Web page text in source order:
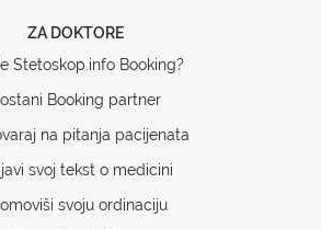
ZA DOKTORE
Stetoskop.info Booking?
Booking partner
na pitanja pacijenata
svoj tekst o medicini
svoju ordinaciju